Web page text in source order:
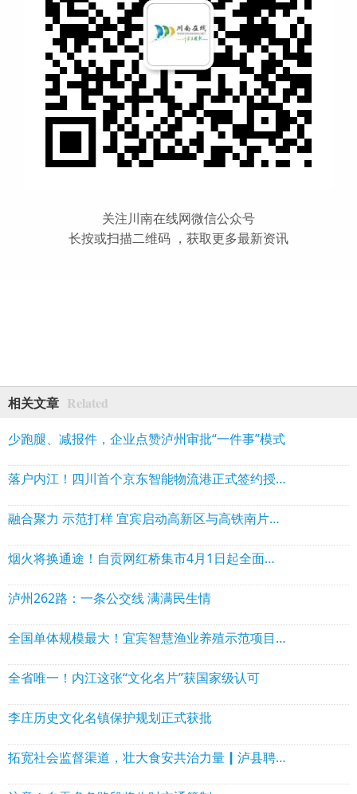
关注川南在线网微信公众号
长按或扫描二维码 ，获取更多最新资讯
相关文章 Related
少跑腿、减报件，企业点赞泸州审批“一件事”模式
落户内江！四川首个京东智能物流港正式签约授牌
融合聚力 示范打样 宜宾启动高新区与高铁南片区融合发展
烟火将换通途！自贡网红桥集市4月1日起全面撤除
泸州262路：一条公交线 满满民生情
全国单体规模最大！宜宾智慧渔业养殖示范项目开工
全省唯一！内江这张“文化名片”获国家级认可
李庄历史文化名镇保护规划正式获批
拓宽社会监督渠道，壮大食安共治力量┃泸县聘任8名社会人士担任网络餐饮食品安全观察员